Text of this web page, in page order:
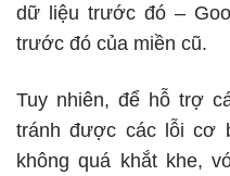
dữ liệu trước đó –
trước đó của miền cũ.
Tuy nhiên, để hỗ trợ
tránh được các lỗi cơ
không quá khắt khe,